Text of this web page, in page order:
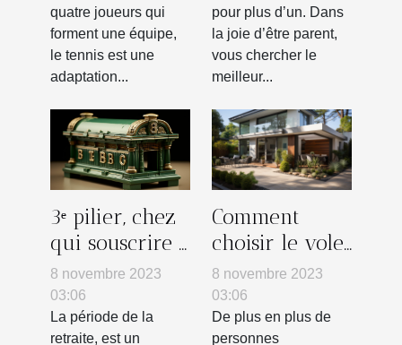
quatre joueurs qui
forment une équipe,
le tennis est une
adaptation...
pour plus d’un. Dans
la joie d’être parent,
vous chercher le
meilleur...
3ᵉ pilier, chez
qui souscrire :
la banque
8 novembre 2023
03:06
La période de la
retraite, est un
Comment
choisir le volet
roulant le plus
adapté à votre
maison ?
8 novembre 2023
03:06
De plus en plus de
personnes